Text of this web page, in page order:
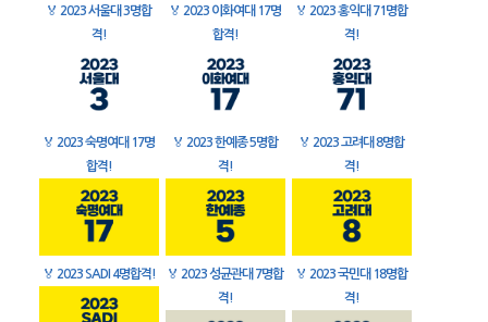
🏅 2023 서울대 3명합
격!
🏅 2023 이화여대 17명
합격!
🏅 2023 홍익대 71명합
격!
🏅 2023 숙명여대 17명
합격!
🏅 2023 한예종 5명합
격!
🏅 2023 고려대 8명합
격!
🏅 2023 SADI 4명합격! 🏅 2023 성균관대 7명합
격!
🏅 2023 국민대 18명합
격!